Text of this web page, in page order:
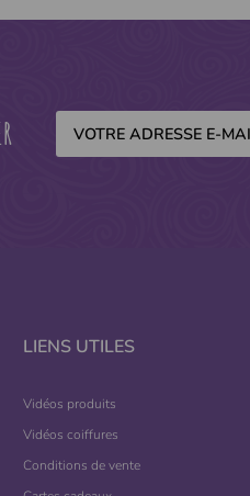
LIENS UTILES
Vidéos produits
Vidéos coiffures
Conditions de vente